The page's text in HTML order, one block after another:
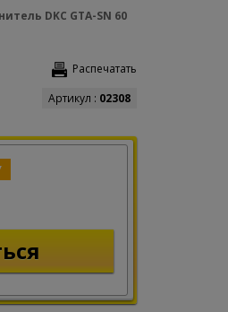
DKC GTA-SN 60
Распечатать
Артикул : 02308